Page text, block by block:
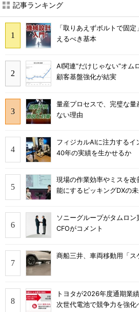
記事ランキング
「取りあえずボルトで固
えるべき基本
AI関連“だけじゃない”オム
顧客基盤強化が結実
量産プロセスで、完璧な量
ない理由
フィジカルAIに注力する
40年の実績を生かせるか
現場の作業効率やミスを
能にするピッキングDXの
ソニーグループがタムロ
CFOがコメント
商船三井、車両移動用「
トヨタが2026年度通期業
次世代電池で競争力を強化